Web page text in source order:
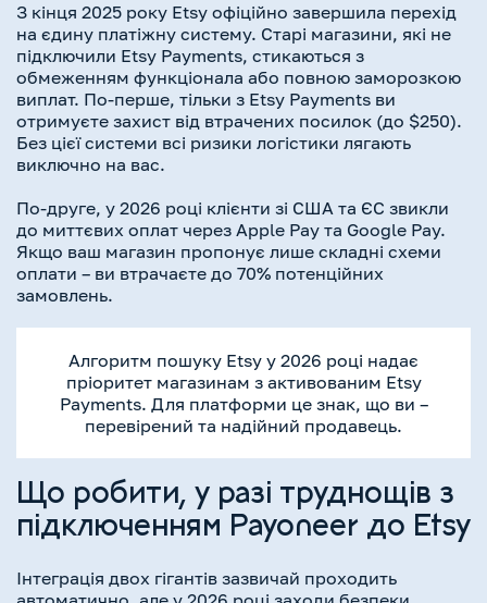
З кінця 2025 року Etsy офіційно завершила перехід
на єдину платіжну систему. Старі магазини, які не
підключили Etsy Payments, стикаються з
обмеженням функціонала або повною заморозкою
виплат. По-перше, тільки з Etsy Payments ви
отримуєте захист від втрачених посилок (до $250).
Без цієї системи всі ризики логістики лягають
виключно на вас.
По-друге, у 2026 році клієнти зі США та ЄС звикли
до миттєвих оплат через Apple Pay та Google Pay.
Якщо ваш магазин пропонує лише складні схеми
оплати – ви втрачаєте до 70% потенційних
замовлень.
Алгоритм пошуку Etsy у 2026 році надає
пріоритет магазинам з активованим Etsy
Payments. Для платформи це знак, що ви –
перевірений та надійний продавець.
Що робити, у разі труднощів з
підключенням Payoneer до Etsy
Інтеграція двох гігантів зазвичай проходить